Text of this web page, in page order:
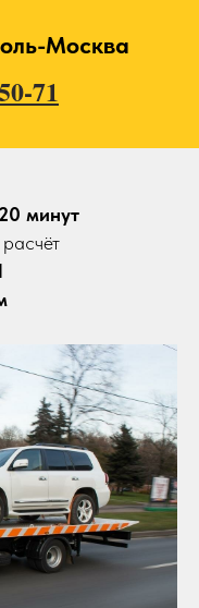
Москва
71
20 минут
расчёт